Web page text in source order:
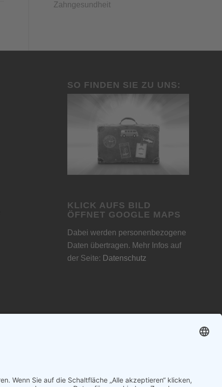
Zahngesundheit
SO FINDEN SIE ZU UNS:
KLICK AUFS BILD
ÖFFNET GOOGLE MAPS
Dabei werden personenbezogene
Daten übertragen. Mehr Infos auf
der Seite: Datenschutz